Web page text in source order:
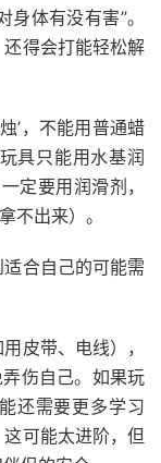
体有没有害”。
得会打能轻松解
’，不能用普通蜡
具只能用水基润
定要用润滑剂，
不出来）。
合自己的可能需
皮带、电线），
伤自己。如果玩
还需要更多学习
可能太进阶，但